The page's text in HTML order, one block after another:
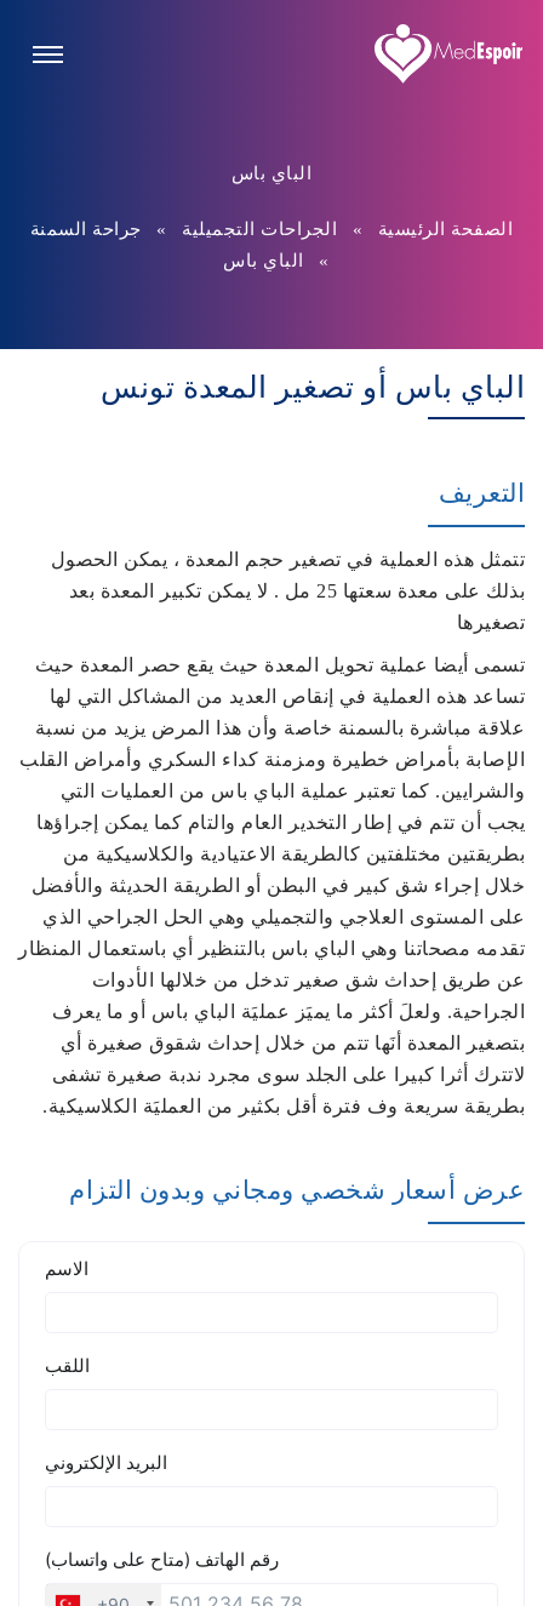
الباي باس
الصفحة الرئيسية » الجراحات التجميلية »
جراحة السمنة
»
الباي باس
الباي باس أو تصغير المعدة تونس
التعريف
تتمثل هذه العملية في تصغير حجم المعدة ، يمكن الحصول
بذلك على معدة سعتها 25 مل . لا يمكن تكبير المعدة بعد
تصغيرها
تسمى أيضا عملية تحويل المعدة حيث يقع حصر المعدة حيث
تساعد هذه العملية في إنقاص العديد من المشاكل التي لها
علاقة مباشرة بالسمنة خاصة وأن هذا المرض يزيد من نسبة
الإصابة بأمراض خطيرة ومزمنة كداء السكري وأمراض القلب
والشرايين. كما تعتبر عملية الباي باس من العمليات التي
يجب أن تتم في إطار التخدير العام والتام كما يمكن إجراؤها
بطريقتين مختلفتين كالطريقة الاعتيادية والكلاسيكية من
خلال إجراء شق كبير في البطن أو الطريقة الحديثة والأفضل
على المستوى العلاجي والتجميلي وهي الحل الجراحي الذي
تقدمه مصحاتنا وهي الباي باس بالتنظير أي باستعمال المنظار
عن طريق إحداث شق صغير تدخل من خلالها الأدوات
الجراحية. ولعلَ أكثر ما يميَز عمليَة الباي باس أو ما يعرف
بتصغير المعدة أنَها تتم من خلال إحداث شقوق صغيرة أي
لاتترك أثرا كبيرا على الجلد سوى مجرد ندبة صغيرة تشفى
بطريقة سريعة وف فترة أقل بكثير من العمليَة الكلاسيكية.
عرض أسعار شخصي ومجاني وبدون التزام